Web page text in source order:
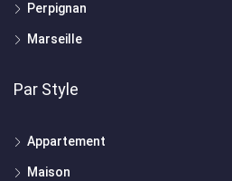
Perpignan
Marseille
Par Style
Appartement
Maison